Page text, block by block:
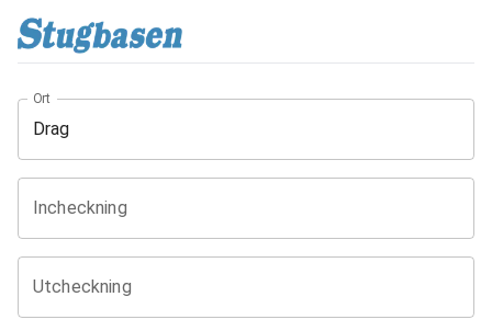
Ort
Incheckning
Utcheckning